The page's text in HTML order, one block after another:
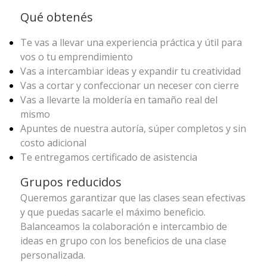
Qué obtenés
Te vas a llevar una experiencia práctica y útil para
vos o tu emprendimiento
Vas a intercambiar ideas y expandir tu creatividad
Vas a cortar y confeccionar un neceser con cierre
Vas a llevarte la moldería en tamaño real del
mismo
Apuntes de nuestra autoría, súper completos y sin
costo adicional
Te entregamos certificado de asistencia
Grupos reducidos
Queremos garantizar que las clases sean efectivas
y que puedas sacarle el máximo beneficio.
Balanceamos la colaboración e intercambio de
ideas en grupo con los beneficios de una clase
personalizada.